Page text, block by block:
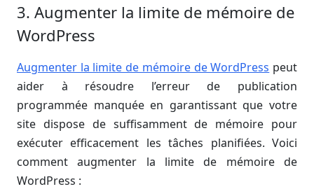
3. Augmenter la limite de mémoire de
WordPress
Augmenter la limite de mémoire de WordPress peut
aider à résoudre l’erreur de publication
programmée manquée en garantissant que votre
site dispose de suffisamment de mémoire pour
exécuter efficacement les tâches planifiées. Voici
comment augmenter la limite de mémoire de
WordPress :